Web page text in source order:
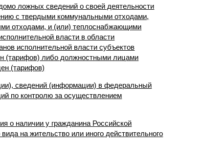
ложных сведений о своей деятельности
с твердыми коммунальными отходами,
отходами, и (или) теплоснабжающими
власти в области
исполнительной власти субъектов
(тарифов) либо должностными лицами
(тарифов)
сведений (информации) в федеральный
по контролю за осуществлением
о наличии у гражданина Российской
на жительство или иного действительного